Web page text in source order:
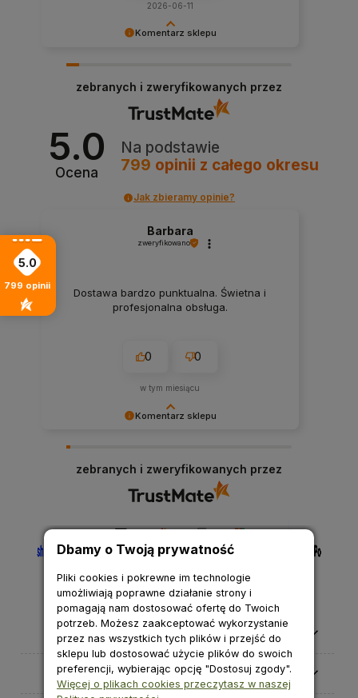
Komentarz sklepu
2026-06-11
zebranych i zweryfikowanych przez
5.0
Ocena
Na podstawie
799 opinii z całego okresu
Jak zbieramy opinie?
Komentarz sklepu
Barbara
zweryfikowano
Dostawa bardzo punktualna. Świetna i
profesjonalna obsługa.
0 0
w tym miesiącu
zebranych i zweryfikowanych przez
Pomoc
Moje konto
5.0
799 opinii
Dbamy o Twoją prywatność
Pliki cookies i pokrewne im technologie
umożliwiają poprawne działanie strony i
pomagają nam dostosować ofertę do Twoich
potrzeb. Możesz zaakceptować wykorzystanie
przez nas wszystkich tych plików i przejść do
sklepu lub dostosować użycie plików do swoich
preferencji, wybierając opcję "Dostosuj zgody".
Więcej o plikach cookies przeczytasz w naszej